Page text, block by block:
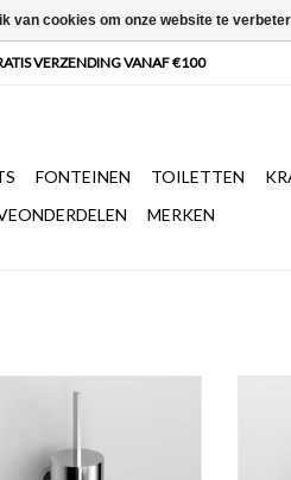
FONTEINEN TOILETTEN
MERKEN
Flat toiletborstelhouder,
AAN WINKELWAGEN
van cookies om onze website te